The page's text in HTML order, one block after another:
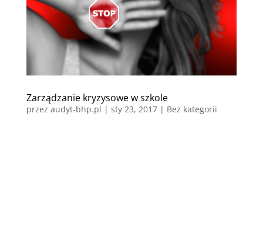
Zarządzanie kryzysowe w szkole
przez audyt-bhp.pl | sty 23, 2017| Bez kategorii